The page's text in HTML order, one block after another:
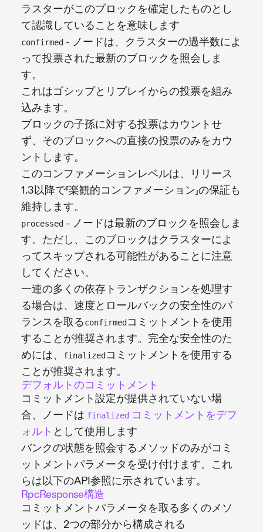
ラスターがこのブロックを確定したものとし
て認識していることを意味します
confirmed - ノードは、クラスターの過半数によ
って投票された最新のブロックを照会しま
す。
これはゴシップとリプレイからの投票を組み
込みます。
ブロックの子孫に対する投票はカウントせ
ず、そのブロックへの直接の投票のみをカウ
ントします。
このコンファメーションレベルは、リリース
1.3以降で「楽観的コンファメーション」の保証も
維持します。
processed - ノードは最新のブロックを照会しま
す。ただし、このブロックはクラスターによ
ってスキップされる可能性があることに注意
してください。
一連の多くの依存トランザクションを処理す
る場合は、速度とロールバックの安全性のバ
ランスを取るconfirmed コミットメントを使用
することが推奨されます。完全な安全性のた
めには、
finalized コミットメントを使用する
ことが推奨されます。
デフォルトのコミットメント
コミットメント設定が提供されていない場
合、ノードは finalized コミットメントをデフ
ォルト として使用します
バンクの状態を照会するメソッドのみがコミ
ットメントパラメータを受け付けます。これ
らは以下のAPI参照に示されています。
RpcResponse構造
コミットメントパラメータを取る多くのメソ
ッドは、2つの部分から構成される